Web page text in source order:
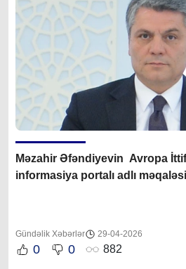
Məzahir Əfəndiyevin Avropa
informasiya portalı adlı
Gündəlik Xəbərlər 29-04-2026
0 0 882